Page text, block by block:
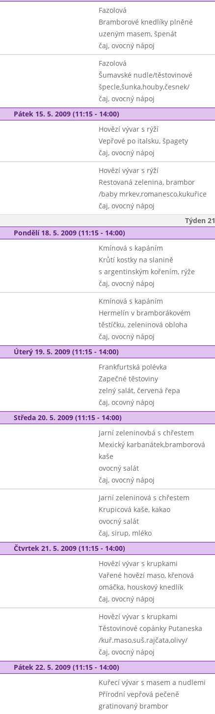
Fazolová
Bramborové knedlíky plněné
uzeným masem, špenát
čaj, ovocný nápoj
Fazolová
Šumavské nudle/těstovinové
špecle,šunka,houby,česnek/
čaj, ovocný nápoj
Pátek 15. 5. 2009 (11:15 - 14:00)
Hovězí vývar s rýží
Vepřové po italsku, špagety
čaj, ovocný nápoj
Hovězí vývar s rýží
Restovaná zelenina, brambor
/baby mrkev,romanesco,kukuřice
čaj, ovocný nápoj
Týden 21
Pondělí 18. 5. 2009 (11:15 - 14:00)
Kmínová s kapáním
Krůtí kostky na slanině
s argentinským kořením, rýže
čaj, ovocný nápoj
Kmínová s kapáním
Hermelín v bramborákovém
těstíčku, zeleninová obloha
čaj, ovocný nápoj
Úterý 19. 5. 2009 (11:15 - 14:00)
Frankfurtská polévka
Zapečné těstoviny
zelný salát, červená řepa
čaj, ocovný nápoj
Středa 20. 5. 2009 (11:15 - 14:00)
Jarní zeleninovbá s chřestem
Mexický karbanátek,bramborová
kaše
ovocný salát
čaj, ovocný nápoj
Jarní zeleninová s chřestem
Krupicová kaše, kakao
ovocný salát
čaj, sirup, mléko
Čtvrtek 21. 5. 2009 (11:15 - 14:00)
Hovězí vývar s krupkami
Vařené hovězí maso, křenová
omáčka, houskový knedlík
čaj, ovocný nápoj
Hovězí vývar s krupkami
Těstovinové copánky Putaneska
/kuř.maso,suš.rajčata,olivy/
čaj, ovocný nápoj
Pátek 22. 5. 2009 (11:15 - 14:00)
Kuřecí vývar s masem a nudlemi
Přírodní vepřová pečeně
gratinovaný brambor